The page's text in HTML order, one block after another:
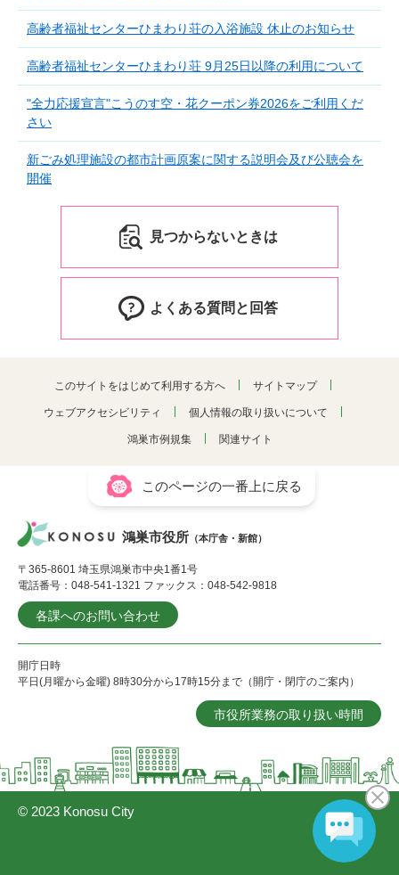
高齢者福祉センターひまわり荘の入浴施設 休止のお知らせ
高齢者福祉センターひまわり荘 9月25日以降の利用について
"全力応援宣言"こうのす空・花クーポン券2026をご利用くだ
さい
新ごみ処理施設の都市計画原案に関する説明会及び公聴会を
開催
見つからないときは
よくある質問と回答
このサイトをはじめて利用する方へ サイトマップ
ウェブアクセシビリティ 個人情報の取り扱いについて
鴻巣市例規集 関連サイト
このページの一番上に戻る
鴻巣市役所 （本庁舎・新館）
〒365-8601 埼玉県鴻巣市中央1番1号
電話番号：048-541-1321 ファックス：048-542-9818
各課へのお問い合わせ
開庁日時
平日(月曜から金曜) 8時30分から17時15分まで（開庁・閉庁のご案内）
市役所業務の取り扱い時間
© 2023 Konosu City